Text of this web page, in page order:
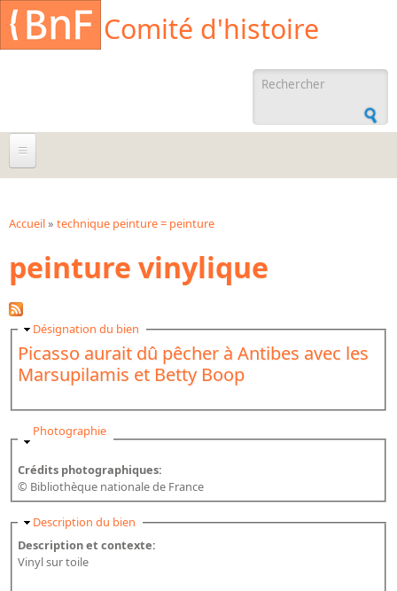
Aller au contenu principal
Comité d'histoire
recherche
À propos
Agenda
Ressources documentaires
Archives orales
Bibliographies
Bibliographie sur la BnF
Bibliographie historique de la Bibliothèque nationale de
France
Dictionnaire de la BnF
Dictionnaire BnF : recherche avancée
Dictionnaire BnF : index
Dictionnaire des fonds spéciaux et des principales collections et
Accueil» technique peinture = peinture
peinture vinylique
Masquer
Désignation du bien
Picasso aurait dû pêcher à Antibes avec les
Marsupilamis et Betty Boop
Masquer
Photographie
Crédits photographiques:
© Bibliothèque nationale de France
Masquer
Description du bien
Description et contexte:
Vinyl sur toile
Cookies management panel